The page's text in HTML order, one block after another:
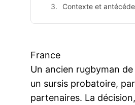
Contexte et
France
Un ancien rugbyman
un sursis probatoire,
partenaires. La